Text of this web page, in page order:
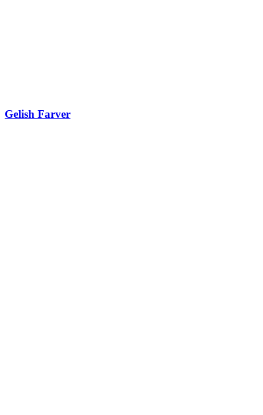
Gelish Farver